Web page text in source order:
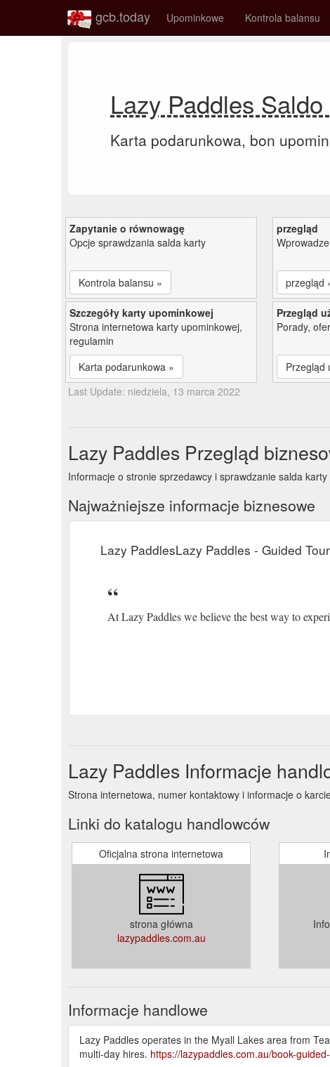
gcb.today Upominkowe Kontrola balansu
Lazy Paddles
Karta podarunkowa, bon
Zapytanie o równowagę
Opcje sprawdzania salda karty
Kontrola balansu »
przegląd
przegląd
Szczegóły karty upominkowej
Strona internetowa karty upominkowej,
regulamin
Karta podarunkowa »
Przegląd
Porady,
Przegląd
Last Update: niedziela, 13 marca 2022
Lazy Paddles Przegląd
Informacje o stronie sprzedawcy i sprawdzanie salda
Najważniejsze informacje biznesowe
Lazy PaddlesLazy Paddles - Guided
At Lazy Paddles we believe the best way to
Lazy Paddles Informacje
Strona internetowa, numer kontaktowy i informacje o
Linki do katalogu handlowców
Oficjalna strona internetowa
strona główna
lazypaddles.com.au
Informacje handlowe
Lazy Paddles operates in the Myall Lakes area from
multi-day hires. https://lazypaddles.com.au/book-